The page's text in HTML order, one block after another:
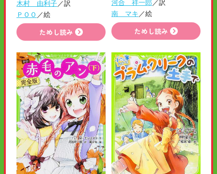
木村 由利子／訳
ＰＯＯ ／絵
ためし読み
河合 祥一郎 ／訳
南 マキ ／絵
ためし読み